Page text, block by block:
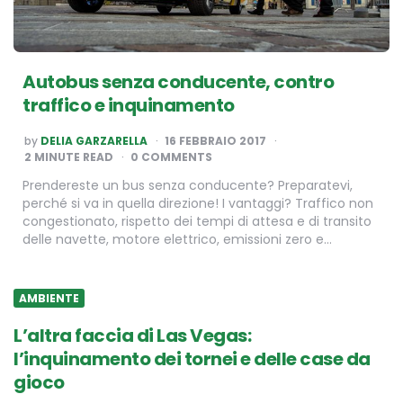
Autobus senza conducente, contro
traffico e inquinamento
POSTED
BY
by DELIA GARZARELLA
16 FEBBRAIO 2017
2 MINUTE READ 0 COMMENTS
Prendereste un bus senza conducente? Preparatevi,
perché si va in quella direzione! I vantaggi? Traffico non
congestionato, rispetto dei tempi di attesa e di transito
delle navette, motore elettrico, emissioni zero e…
AMBIENTE
L’altra faccia di Las Vegas:
l’inquinamento dei tornei e delle case da
gioco